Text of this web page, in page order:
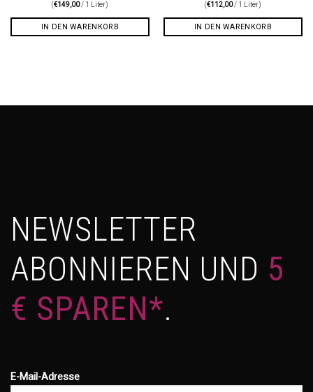
(€149,00/ 1 Liter)
IN DEN WARENKORB
(€112,00/ 1 Liter)
IN DEN WARENKORB
NEWSLETTER
ABONNIEREN UND 5
€ SPAREN*.
E-Mail-Adresse